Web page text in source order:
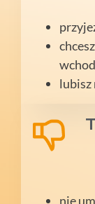
lubisz
nie